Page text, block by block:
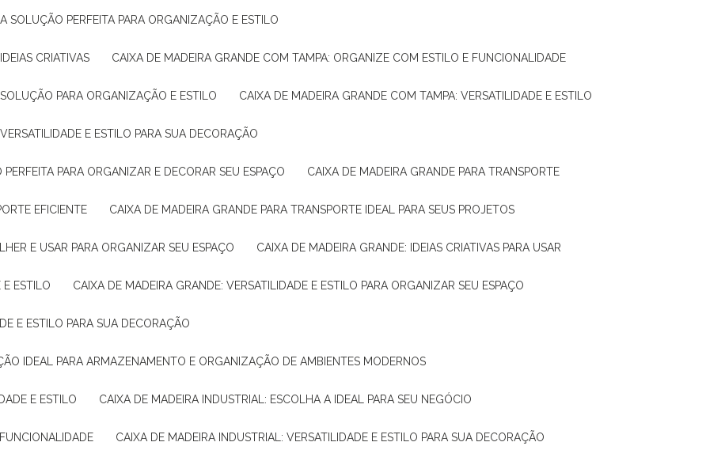
SOLUÇÃO PERFEITA PARA ORGANIZAÇÃO E ESTILO
CRIATIVAS CAIXA DE MADEIRA GRANDE COM TAMPA: ORGANIZE COM ESTILO E FUNCIONALIDADE
PARA ORGANIZAÇÃO E ESTILO CAIXA DE MADEIRA GRANDE COM TAMPA: VERSATILIDADE E ESTILO
E ESTILO PARA SUA DECORAÇÃO
PARA ORGANIZAR E DECORAR SEU ESPAÇO CAIXA DE MADEIRA GRANDE PARA TRANSPORTE
EFICIENTE CAIXA DE MADEIRA GRANDE PARA TRANSPORTE IDEAL PARA SEUS PROJETOS
E USAR PARA ORGANIZAR SEU ESPAÇO CAIXA DE MADEIRA GRANDE: IDEIAS CRIATIVAS PARA USAR
E ESTILO CAIXA DE MADEIRA GRANDE: VERSATILIDADE E ESTILO PARA ORGANIZAR SEU ESPAÇO
E ESTILO PARA SUA DECORAÇÃO
IDEAL PARA ARMAZENAMENTO E ORGANIZAÇÃO DE AMBIENTES MODERNOS
E ESTILO CAIXA DE MADEIRA INDUSTRIAL: ESCOLHA A IDEAL PARA SEU NEGÓCIO
CAIXA DE MADEIRA INDUSTRIAL: VERSATILIDADE E ESTILO PARA SUA DECORAÇÃO